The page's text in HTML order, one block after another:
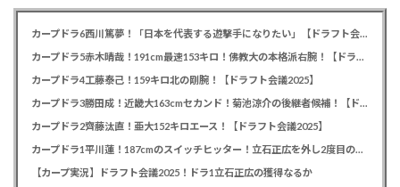
カープドラ6西川篤夢！「日本を代表する遊撃手になりたい」【ドラフト会議2025】
カープドラ5赤木晴哉！191cm最速153キロ！佛教大の本格派右腕！【ドラフト会議2025】
カープドラ4工藤泰己！159キロ北の剛腕！【ドラフト会議2025】
カープドラ3勝田成！近畿大163cmセカンド！菊池涼介の後継者候補！【ドラフト会議2025】
カープドラ2齊藤汰直！亜大152キロエース！【ドラフト会議2025】
カープドラ1平川蓮！187cmのスイッチヒッター！立石正広を外し2度目の重複も新井監督がクジを引き当てる！【ドラフト会議2025】
【カープ実況】ドラフト会議2025！ドラ1立石正広の獲得なるか